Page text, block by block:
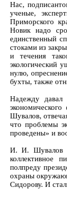
Нас,
ученые,
Приморского
Новик надо
единственный
стоками из
и течения
экологический
нулю,
бухты, также
Надежду давал
Шувалов,
что проблемы
проведены» и
И. И. Шувалов
коллективное
полпреду
охраны
Сидорову. И